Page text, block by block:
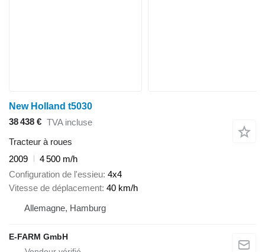
New Holland t5030
38 438 € TVA incluse
Tracteur à roues
2009
4 500 m/h
Configuration de l'essieu 4x4
Vitesse de déplacement 40 km/h
Allemagne, Hamburg
E-FARM GmbH